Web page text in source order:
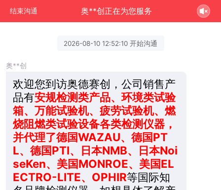
结束沟通 奥**创正在为您服务
2026-08-10 12:52:10 开始沟通
奥**创
欢迎您到访奥德赛创，公司销售产
品有安规检测类产品、环境类试验
箱、万能试验机、疲劳试验机、燃
烧阻燃类试验设备各类检测仪器，
并代理了德国WAZAU、德国PT
L、德国PTI、日本NMB、日本Noi
seKen、美国MONROE、美国EL
ECTRO-LITE、OPHIR等国际知